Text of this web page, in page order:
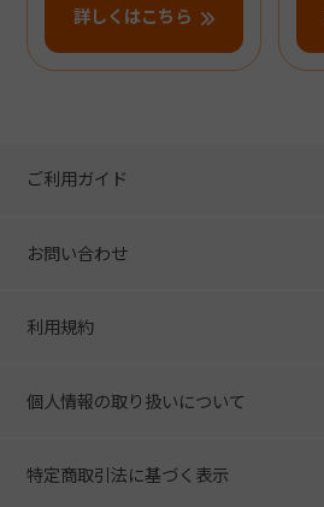
詳しくはこちら
ご利用ガイド
お問い合わせ
利用規約
個人情報の取り扱いについて
特定商取引法に基づく表示